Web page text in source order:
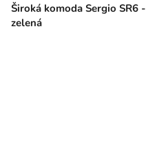
Široká komoda Sergio SR6 -
zelená